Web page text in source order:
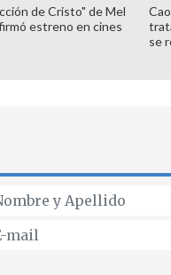
de Cristo" de Mel
estreno en cines
se